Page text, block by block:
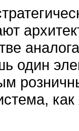
один